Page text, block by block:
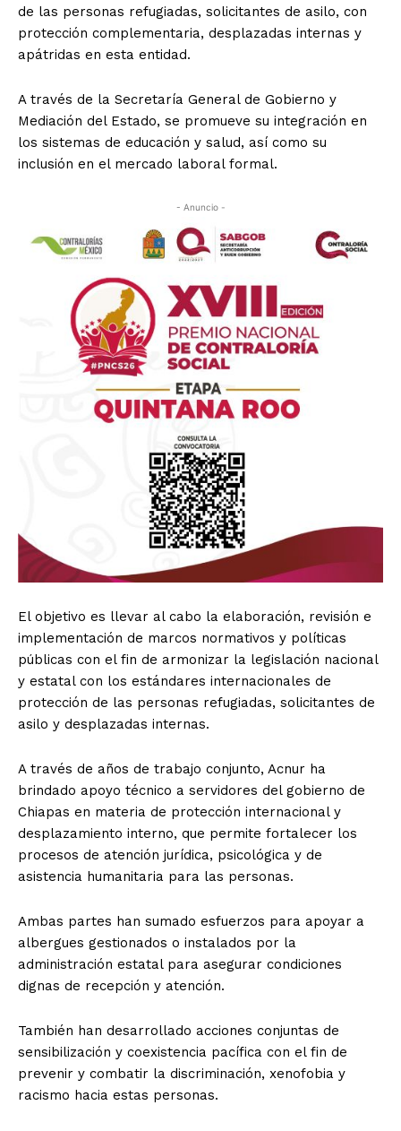
de las personas refugiadas, solicitantes de asilo, con
protección complementaria, desplazadas internas y
apátridas en esta entidad.
A través de la Secretaría General de Gobierno y
Mediación del Estado, se promueve su integración en
los sistemas de educación y salud, así como su
inclusión en el mercado laboral formal.
- Anuncio -
El objetivo es llevar al cabo la elaboración, revisión e
implementación de marcos normativos y políticas
públicas con el fin de armonizar la legislación nacional
y estatal con los estándares internacionales de
protección de las personas refugiadas, solicitantes de
asilo y desplazadas internas.
A través de años de trabajo conjunto, Acnur ha
brindado apoyo técnico a servidores del gobierno de
Chiapas en materia de protección internacional y
desplazamiento interno, que permite fortalecer los
procesos de atención jurídica, psicológica y de
asistencia humanitaria para las personas.
Ambas partes han sumado esfuerzos para apoyar a
albergues gestionados o instalados por la
administración estatal para asegurar condiciones
dignas de recepción y atención.
También han desarrollado acciones conjuntas de
sensibilización y coexistencia pacífica con el fin de
prevenir y combatir la discriminación, xenofobia y
racismo hacia estas personas.